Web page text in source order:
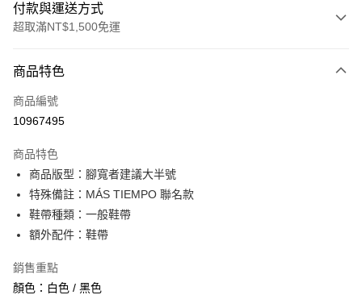
付款與運送方式
超取滿NT$1,500免運
信用卡一次付款
信用卡分期付款
合作金庫商業銀行
華南商業銀行
上海商業儲蓄銀行
國泰世華商業銀行
臺灣中小企業銀行
聯邦商業銀行
元大商業銀行
超商取貨付款
LINE Pay
Apple Pay
悠遊付
商品特色
商品編號
10967495
商品特色
商品版型：腳寬者建議大半號
特殊備註：MÁS TIEMPO 聯名款
鞋帶種類：一般鞋帶
額外配件：鞋帶
銷售重點
顏色：白色 / 黑色